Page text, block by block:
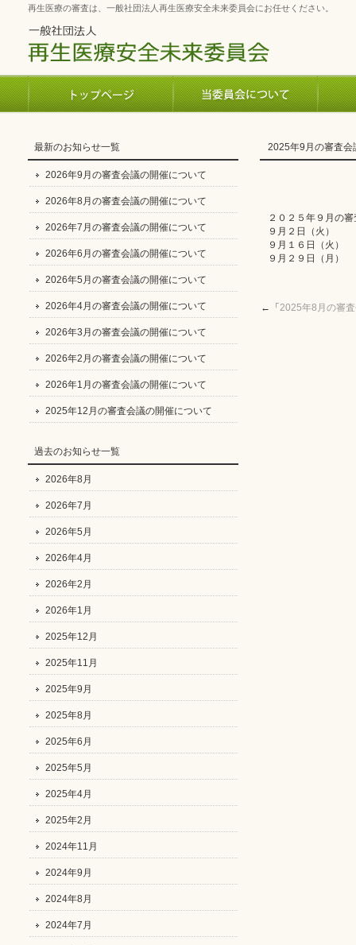
再生医療の審査は、一般社団法人再生医療安全未来委員会にお任せください。
2025年9月の審査会
２０２５年９月の
９月２日（火）
９月１６日（火）
９月２９日（月）
←「 2025年8月の審
最新のお知らせ一覧
2026年9月の審査会議の開催について
2026年8月の審査会議の開催について
2026年7月の審査会議の開催について
2026年6月の審査会議の開催について
2026年5月の審査会議の開催について
2026年4月の審査会議の開催について
2026年3月の審査会議の開催について
2026年2月の審査会議の開催について
2026年1月の審査会議の開催について
2025年12月の審査会議の開催について
過去のお知らせ一覧
2026年8月
2026年7月
2026年5月
2026年4月
2026年2月
2026年1月
2025年12月
2025年11月
2025年9月
2025年8月
2025年6月
2025年5月
2025年4月
2025年2月
2024年11月
2024年9月
2024年8月
2024年7月